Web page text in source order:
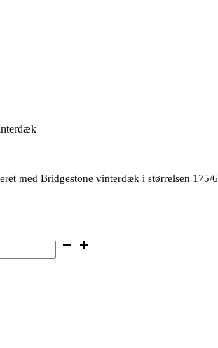
med Bridgestone vinterdæk i størrelsen 175/